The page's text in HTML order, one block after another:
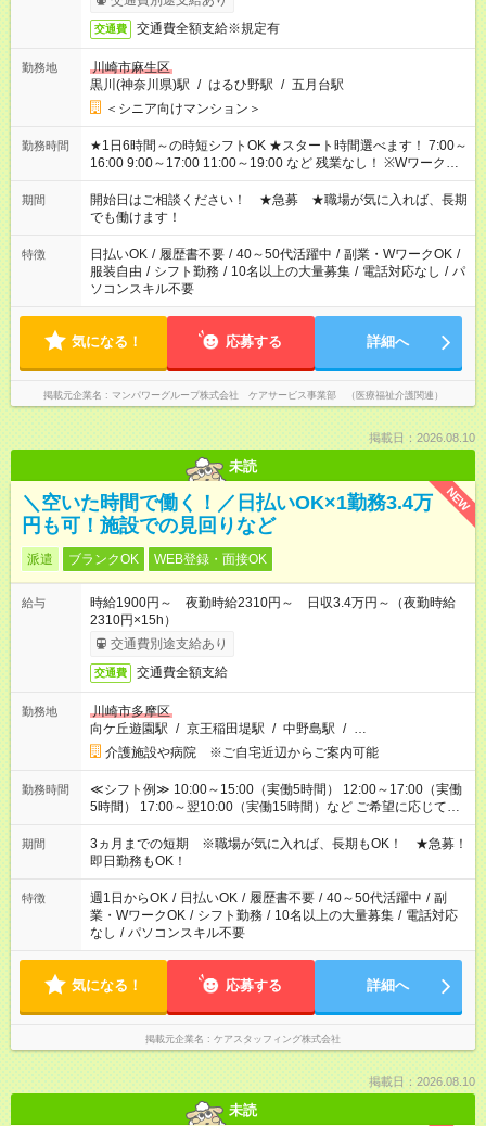
交通費 交通費全額支給※規定有
勤務地
川崎市麻生区
黒川(神奈川県)駅 / はるひ野駅 / 五月台駅
＜シニア向けマンション＞
勤務時間
★1日6時間～の時短シフトOK ★スタート時間選べます！ 7:00～
16:00 9:00～17:00 11:00～19:00 など 残業なし！ ※Wワークの
場合、他のお仕事と合わせ週40時間超の就業はご案内できませ
ん ※法令に基づき、週20時間以上勤務は社会保険への加入対象
となります ※労働者派遣法（日雇い派遣の原則禁止）により、
短時間・短期間の就業はご案内が難しい場合があります
期間
開始日はご相談ください！ ★急募 ★職場が気に入れば、長期
でも働けます！
特徴 日払いOK / 履歴書不要 / 40～50代活躍中 / 副業・WワークOK /
服装自由 / シフト勤務 / 10名以上の大量募集 / 電話対応なし / パ
ソコンスキル不要
気になる！ 応募する 詳細へ
掲載元企業名 マンパワーグループ株式会社 ケアサービス事業部 （医療福祉介護関連）
掲載日：2026.08.10
未読
NEW
＼空いた時間で働く！／日払いOK×1勤務3.4万
円も可！施設での見回りなど
派遣 ブランクOK WEB登録・面接OK
給与
時給1900円～ 夜勤時給2310円～ 日収3.4万円～（夜勤時給
2310円×15h）
交通費別途支給あり
交通費 交通費全額支給
勤務地
川崎市多摩区
向ケ丘遊園駅 / 京王稲田堤駅 / 中野島駅 / …
介護施設や病院 ※ご自宅近辺からご案内可能
勤務時間
≪シフト例≫ 10:00～15:00（実働5時間） 12:00～17:00（実働
5時間） 17:00～翌10:00（実働15時間）など ご希望に応じて、
働く時間は調整できます！ お気軽に担当へ相談ください！
期間
3ヵ月までの短期 ※職場が気に入れば、長期もOK！ ★急募！
即日勤務もOK！
特徴 週1日からOK / 日払いOK / 履歴書不要 / 40～50代活躍中 / 副
業・WワークOK / シフト勤務 / 10名以上の大量募集 / 電話対応
なし / パソコンスキル不要
気になる！ 応募する 詳細へ
掲載元企業名 ケアスタッフィング株式会社
掲載日：2026.08.10
未読